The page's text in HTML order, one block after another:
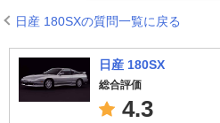
日産 180SXの質問一覧に戻る
日産 180SX
総合評価
4.3